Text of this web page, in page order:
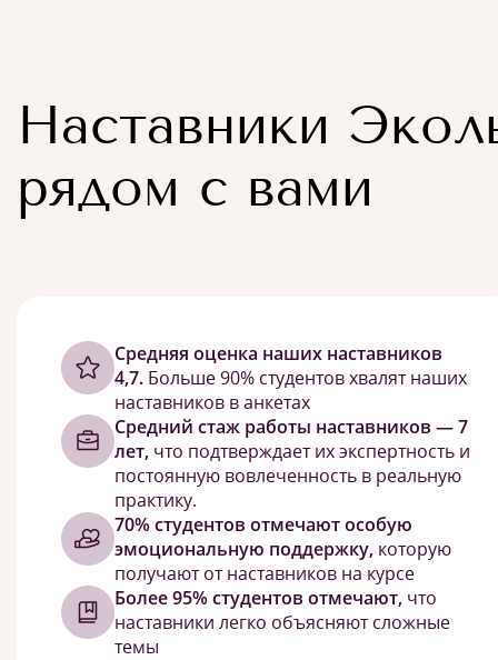
Наставники
рядом с вами
Cредняя оценка наших наставников
4,7. Больше 90% студентов хвалят наших
наставников в анкетах
Средний стаж работы наставников — 7
лет, что подтверждает их экспертность и
постоянную вовлеченность в реальную
практику.
70% студентов отмечают особую
эмоциональную поддержку, которую
получают от наставников на курсе
Более 95% студентов отмечают, что
наставники легко объясняют сложные
темы